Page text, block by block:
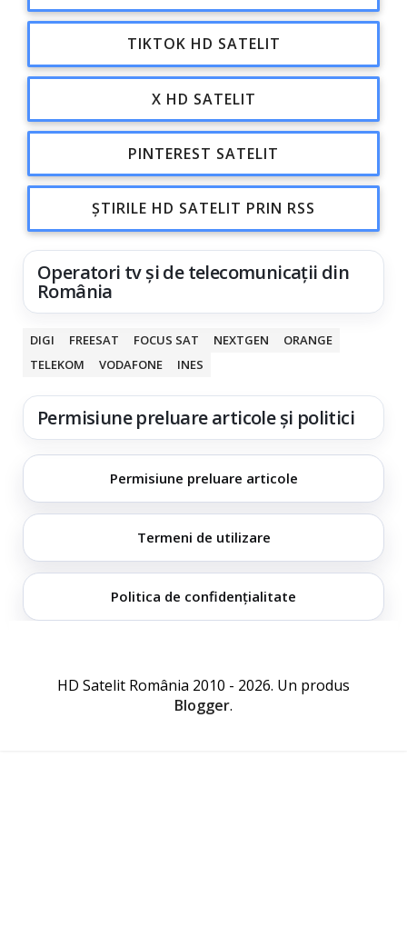
TIKTOK HD SATELIT
X HD SATELIT
PINTEREST SATELIT
ȘTIRILE HD SATELIT PRIN RSS
Operatori tv și de telecomunicații din
România
DIGI FREESAT FOCUS SAT NEXTGEN
ORANGE
TELEKOM
VODAFONE INES
Permisiune preluare articole și politici
Permisiune preluare articole
Termeni de utilizare
Politica de confidențialitate
HD Satelit România 2010 - 2026. Un produs
Blogger.